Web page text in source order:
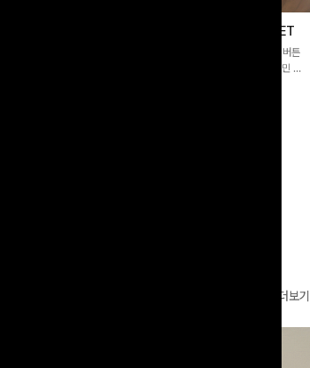
제딧레이어드 블라우스+플레어팬츠SET
[완성도높은💗]레이어드한 듯 자연스러운 나시와 버튼
원피스가 함께 구성된 세트 아이템입니다. 코디 고민 없
더보기